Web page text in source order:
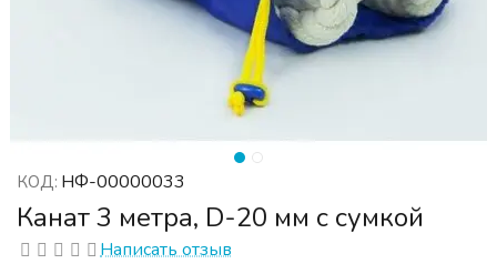
КОД: НФ-00000033
Канат 3 метра, D-20 мм с сумкой
Написать отзыв